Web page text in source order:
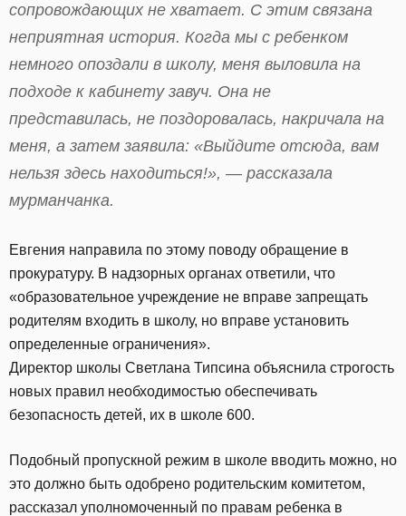
сопровождающих не хватает. С этим связана
неприятная история. Когда мы с ребенком
немного опоздали в школу, меня выловила на
подходе к кабинету завуч. Она не
представилась, не поздоровалась, накричала на
меня, а затем заявила: «Выйдите отсюда, вам
нельзя здесь находиться!», — рассказала
мурманчанка.
Евгения направила по этому поводу обращение в
прокуратуру. В надзорных органах ответили, что
«образовательное учреждение не вправе запрещать
родителям входить в школу, но вправе установить
определенные ограничения».
Директор школы Светлана Типсина объяснила строгость
новых правил необходимостью обеспечивать
безопасность детей, их в школе 600.
Подобный пропускной режим в школе вводить можно, но
это должно быть одобрено родительским комитетом,
рассказал уполномоченный по правам ребенка в